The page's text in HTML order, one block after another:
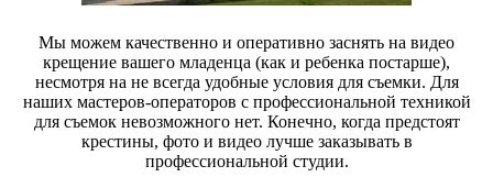
Мы можем качественно и оперативно заснять на видео
крещение вашего младенца (как и ребенка постарше),
несмотря на не всегда удобные условия для съемки. Для
наших мастеров-операторов с профессиональной техникой
для съемок невозможного нет. Конечно, когда предстоят
крестины, фото и видео лучше заказывать в
профессиональной студии.